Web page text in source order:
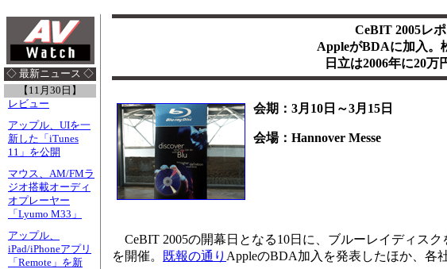
◇ 最新ニュース ◇
【11月30日】
レビュー
アップル、UIを一
新した「iTunes
11」を公開
マウス、AM/FMラ
ジオ搭載オーディ
オプレーヤー
「Lyumo M33」
アップル、
iPad/iPhoneアプリ
「Remote」を新
CeBIT 2005レ
AppleがBDAに加入。
日立は2006年に20
会期：3月10日～3月15日
会場：Hannover Messe
CeBIT 2005の開幕日となる10日に、ブルーレイディスク
を開催。
既報の通り AppleのBDA加入を発表したほか、各